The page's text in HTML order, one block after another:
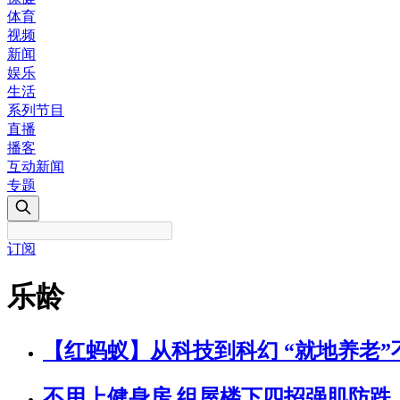
体育
视频
新闻
娱乐
生活
系列节目
直播
播客
互动新闻
专题
订阅
乐龄
【红蚂蚁】从科技到科幻 “就地养老